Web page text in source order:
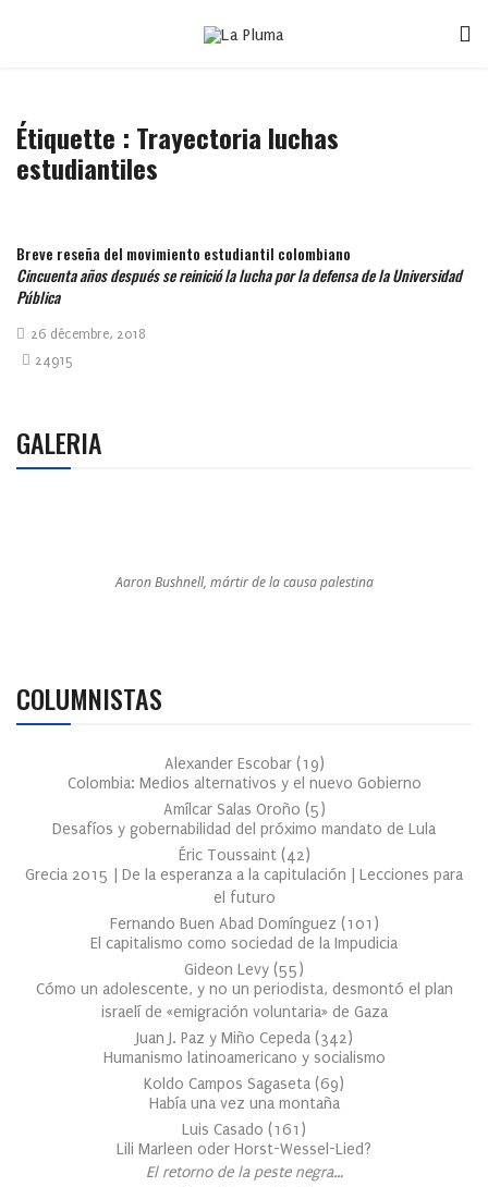
Étiquette : Trayectoria luchas
estudiantiles
Breve reseña del movimiento estudiantil colombiano
Cincuenta años después se reinició la lucha por la defensa de la Universidad
Pública
26 décembre, 2018
24915
GALERIA
Aaron Bushnell, mártir de la causa palestina
COLUMNISTAS
Alexander Escobar (19)
Colombia: Medios alternativos y el nuevo Gobierno
Amílcar Salas Oroño (5)
Desafíos y gobernabilidad del próximo mandato de Lula
Éric Toussaint (42)
Grecia 2015 | De la esperanza a la capitulación | Lecciones para
el futuro
Fernando Buen Abad Domínguez (101 )
El capitalismo como sociedad de la Impudicia
Gideon Levy (55)
Cómo un adolescente, y no un periodista, desmontó el plan
israelí de «emigración voluntaria» de Gaza
Juan J. Paz y Miño Cepeda (342)
Humanismo latinoamericano y socialismo
Koldo Campos Sagaseta (69)
Había una vez una montaña
Luis Casado (161 )
Lili Marleen oder Horst-Wessel-Lied?
El retorno de la peste negra…